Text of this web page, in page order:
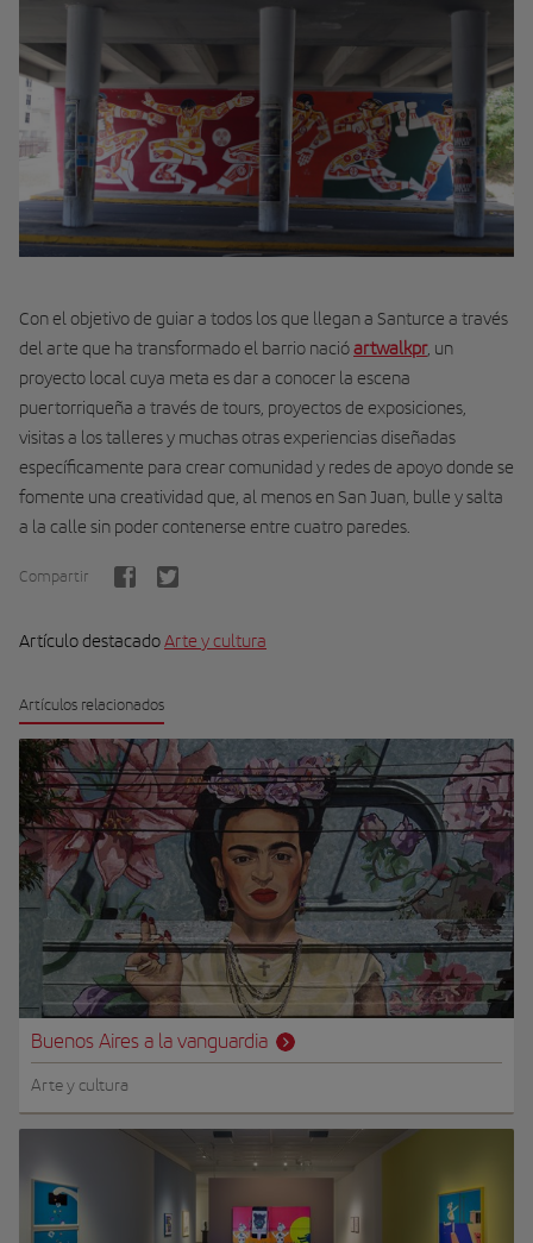
Con el objetivo de guiar a todos los que llegan a Santurce a través
del arte que ha transformado el barrio nacióartwalkpr, un
proyecto local cuya meta es dar a conocer la escena
puertorriqueña a través de tours, proyectos de exposiciones,
visitas a los talleres y muchas otras experiencias diseñadas
específicamente para crear comunidad y redes de apoyo donde se
fomente una creatividad que, al menos en San Juan, bulle y salta
a la calle sin poder contenerse entre cuatro paredes.
Compartir
Artículo destacadoArte y cultura
Artículos relacionados
Buenos Aires a la vanguardia
Arte y cultura